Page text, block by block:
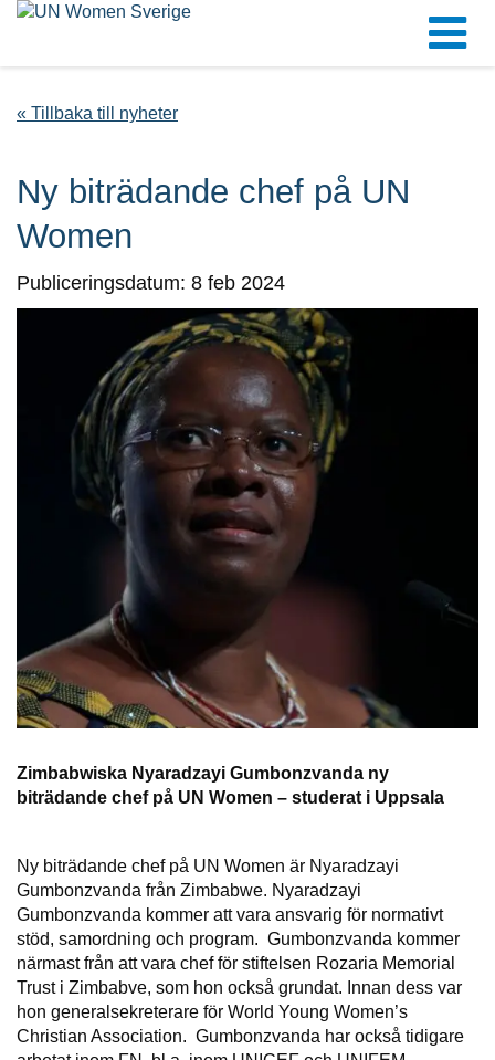
« Tillbaka till nyheter
Ny biträdande chef på UN
Women
Publiceringsdatum: 8 feb 2024
Zimbabwiska Nyaradzayi Gumbonzvanda ny
biträdande chef på UN Women – studerat i Uppsala
Ny biträdande chef på UN Women är Nyaradzayi
Gumbonzvanda från Zimbabwe. Nyaradzayi
Gumbonzvanda kommer att vara ansvarig för normativt
stöd, samordning och program. Gumbonzvanda kommer
närmast från att vara chef för stiftelsen Rozaria Memorial
Trust i Zimbabve, som hon också grundat. Innan dess var
hon generalsekreterare för World Young Women’s
Christian Association. Gumbonzvanda har också tidigare